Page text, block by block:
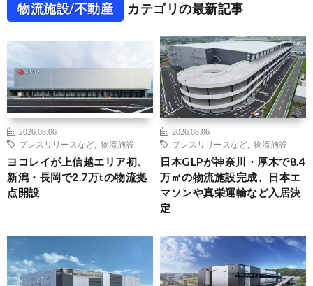
物流施設/不動産 カテゴリの最新記事
2026.08.06
プレスリリースなど
物流施設
ヨコレイが上信越エリア初、
新潟・長岡で2.7万tの物流拠
点開設
2026.08.06
プレスリリースなど
物流施設
日本GLPが神奈川・厚木で8.4
万㎡の物流施設完成、日本エ
マソンや真栄運輸など入居決
定